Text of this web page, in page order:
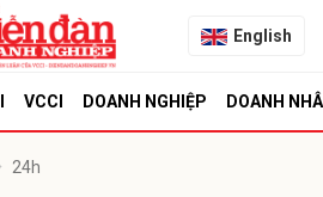
English
VCCI DOANH NGHIỆP DOANH
24h